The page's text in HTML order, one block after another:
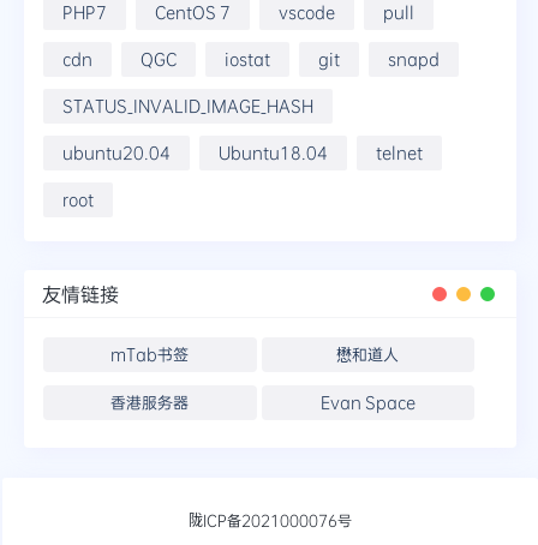
PHP7 CentOS 7 vscode pull
cdn QGC iostat git snapd
STATUS_INVALID_IMAGE_HASH
ubuntu20.04 Ubuntu18.04 telnet
root
友情链接
mTab书签 懋和道人
香港服务器 Evan Space
陇ICP备2021000076号